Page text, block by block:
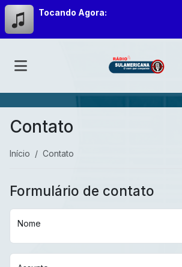
Tocando Agora:
Contato
Início Contato
Formulário de contato
Nome